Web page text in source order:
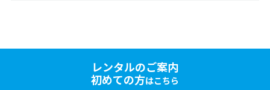
レンタルのご案内
初めての方はこちら